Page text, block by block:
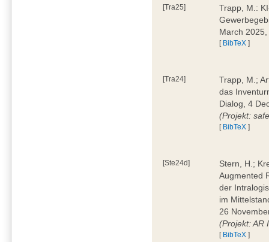
[Tra25]
Trapp, M.:
March
[ BibTeX ]
[Tra24]
Trapp, M.;
das
Dialog, 4
(Projekt:
[ BibTeX ]
[Ste24d]
Stern, H.;
Augmented
der
im
26
(Projekt: AR
[ BibTeX ]